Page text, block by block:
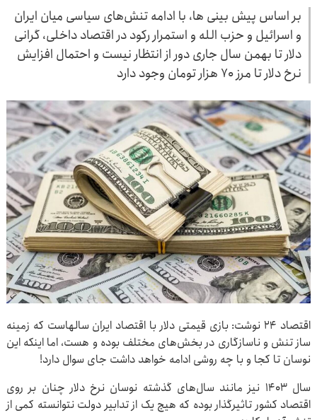
بر اساس پیش بینی ها، با ادامه تنش‌های سیاسی میان ایران
و اسرائیل و حزب الله و استمرار رکود در اقتصاد داخلی، گرانی
دلار تا بهمن سال جاری دور از انتظار نیست و احتمال افزایش
نرخ دلار تا مرز ۷۰ هزار تومان وجود دارد
اقتصاد ۲۴ نوشت: بازی قیمتی دلار با اقتصاد ایران سالهاست که زمینه
ساز تنش و ناسازگاری در بخش‌های مختلف بوده و هست، اما اینکه این
نوسان تا کجا و با چه روشی ادامه خواهد داشت جای سوال دارد!
سال ۱۴۰۳ نیز مانند سال‌های گذشته نوسان نرخ دلار چنان بر روی
اقتصاد کشور تاثیرگذار بوده که هیچ یک از تدابیر دولت نتوانسته کمی از